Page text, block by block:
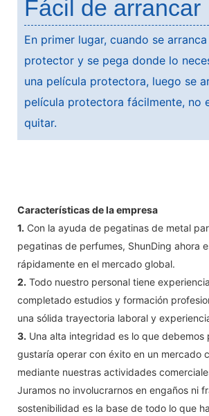
Fácil de arrancar
En primer lugar, cuando se
protector y se pega donde lo
una película protectora, luego se
película protectora fácilmente, no
quitar.
Características de la empresa
1. Con la ayuda de pegatinas de metal
pegatinas de perfumes, ShunDing ahora
rápidamente en el mercado global.
2. Todo nuestro personal tiene
completado estudios y formación
una sólida trayectoria laboral y
3. Una alta integridad es lo que debemos
gustaría operar con éxito en un mercado
mediante nuestras actividades
Juramos no involucrarnos en engaños ni
sostenibilidad es la base de todo lo que